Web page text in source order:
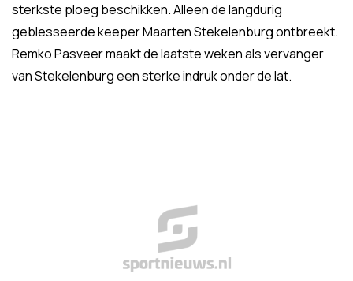
sterkste ploeg beschikken. Alleen de langdurig
geblesseerde keeper Maarten Stekelenburg ontbreekt.
Remko Pasveer maakt de laatste weken als vervanger
van Stekelenburg een sterke indruk onder de lat.